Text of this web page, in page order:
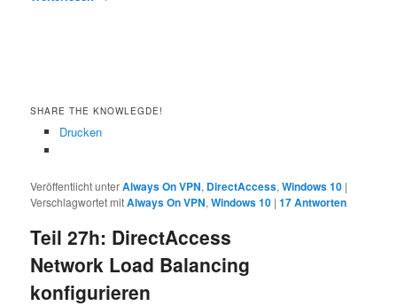
SHARE THE KNOWLEGDE!
Drucken
Veröffentlicht unterAlways On VPN, DirectAccess,Windows 10 |
Verschlagwortet mitAlways On VPN,Windows 10 |17Antworten
Teil 27h: DirectAccess
Network Load Balancing
konfigurieren